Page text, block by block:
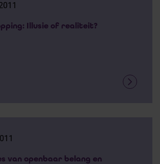
Illusie of realiteit?
van openbaar belang en